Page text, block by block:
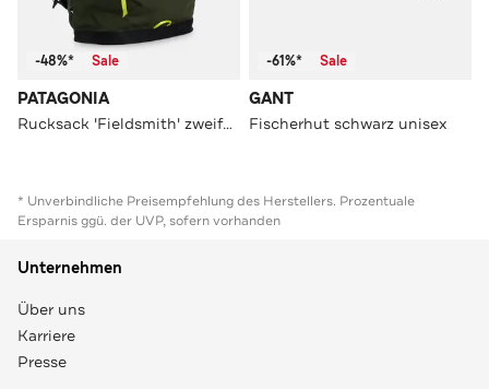
-48%* Sale
PATAGONIA
Rucksack 'Fieldsmith' zweifarbig
-61%* Sale
GANT
Fischerhut schwarz unisex
* Unverbindliche Preisempfehlung des Herstellers. Prozentuale
Ersparnis ggü. der UVP, sofern vorhanden
Unternehmen
Über uns
Karriere
Presse